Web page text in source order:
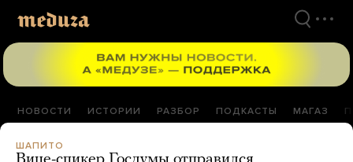
НОВОСТИ ИСТОРИИ РАЗБОР ПОДКАСТЫ МАГАЗ
ШАПИТО